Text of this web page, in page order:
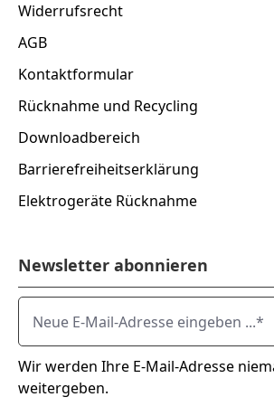
Widerrufsrecht
AGB
Kontaktformular
Rücknahme und Recycling
Downloadbereich
Barrierefreiheitserklärung
Elektrogeräte Rücknahme
Newsletter abonnieren
Neue E-Mail-Adresse eingeben ...
Wir werden Ihre E-Mail-Adresse
weitergeben.